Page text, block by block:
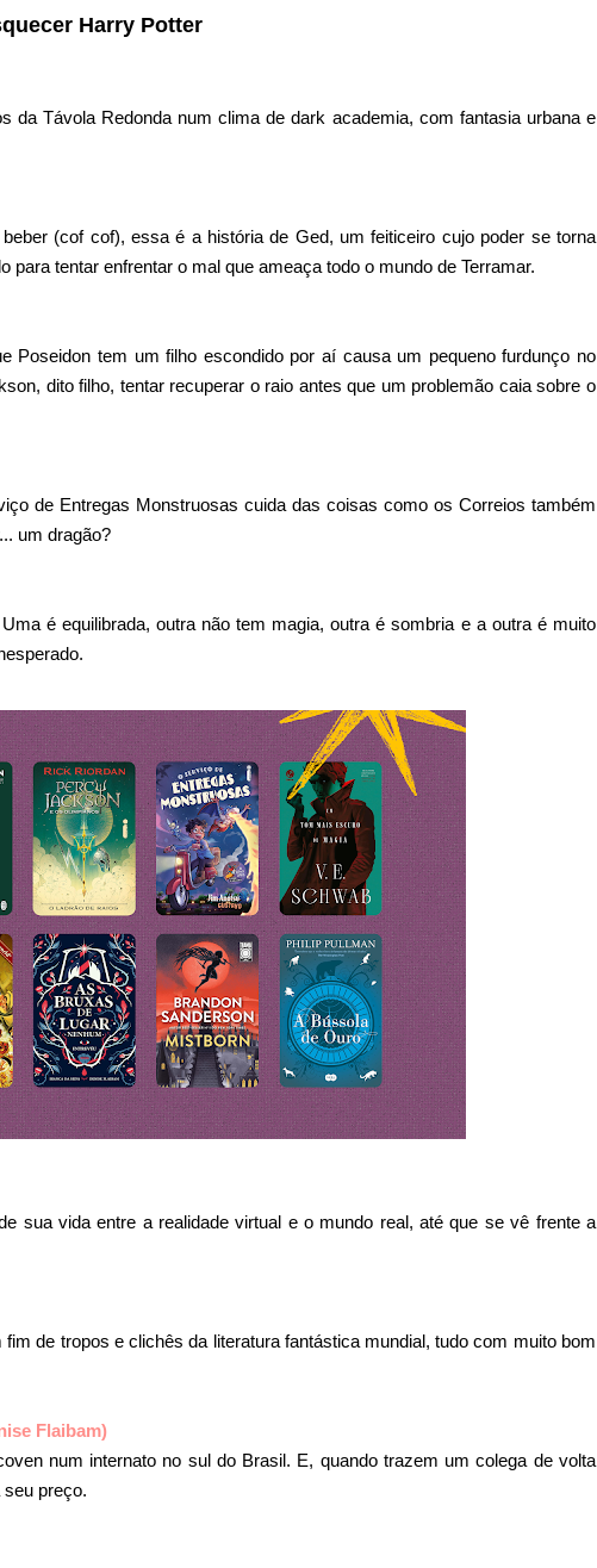
Harry Potter
da Távola Redonda num clima de dark academia, com fantasia urbana e
(cof cof), essa é a história de Ged, um feiticeiro cujo poder se torna
tentar enfrentar o mal que ameaça todo o mundo de Terramar.
Poseidon tem um filho escondido por aí causa um pequeno furdunço no
dito filho, tentar recuperar o raio antes que um problemão caia sobre o
de Entregas Monstruosas cuida das coisas como os Correios também
um dragão?
é equilibrada, outra não tem magia, outra é sombria e a outra é muito
sua vida entre a realidade virtual e o mundo real, até que se vê frente a
de tropos e clichês da literatura fantástica mundial, tudo com muito bom
Flaibam)
num internato no sul do Brasil. E, quando trazem um colega de volta
preço.